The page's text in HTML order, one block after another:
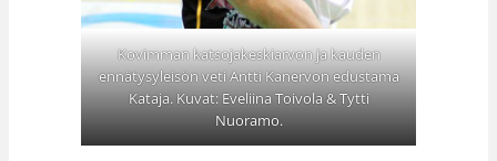
Kovimman katsojakeskiarvon ja kauden
ennätysyleisön veti Antti Kanervon edustama
Kataja. Kuvat: Eveliina Toivola & Tytti
Nuoramo.